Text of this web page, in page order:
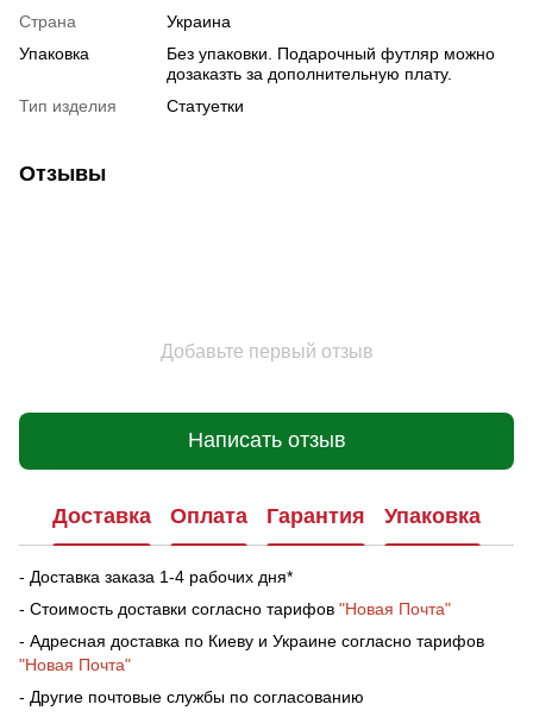
Страна
Украина
Упаковка
Без упаковки. Подарочный футляр можно
дозаказть за дополнительную плату.
Тип изделия
Статуетки
Отзывы
Добавьте первый отзыв
Написать отзыв
Доставка Оплата Гарантия Упаковка
- Доставка заказа 1-4 рабочих дня*
- Стоимость доставки согласно тарифов "Новая Почта"
- Адресная доставка по Киеву и Украине согласно тарифов
"Новая Почта"
- Другие почтовые службы по согласованию